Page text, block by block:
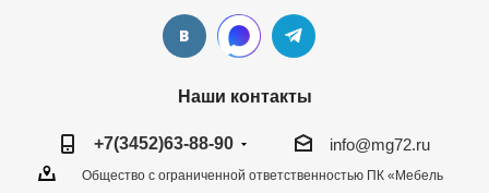
Наши контакты
+7(3452)63-88-90 info@mg72.ru
Общество с ограниченной ответственностью ПК «Мебель